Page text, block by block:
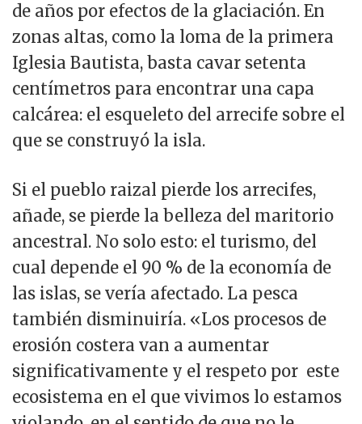
de años por efectos de la glaciación. En
zonas altas, como la loma de la primera
Iglesia Bautista, basta cavar setenta
centímetros para encontrar una capa
calcárea: el esqueleto del arrecife sobre el
que se construyó la isla.
Si el pueblo raizal pierde los arrecifes,
añade, se pierde la belleza del maritorio
ancestral. No solo esto: el turismo, del
cual depende el 90 % de la economía de
las islas, se vería afectado. La pesca
también disminuiría. «Los procesos de
erosión costera van a aumentar
significativamente y el respeto por este
ecosistema en el que vivimos lo estamos